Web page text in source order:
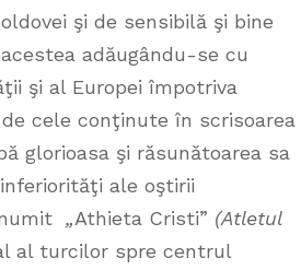
şi de sensibilă şi bine
adăugându-se cu
şi al Europei împotriva
cele conţinute în scrisoarea
glorioasa şi răsunătoarea sa
ale oştirii
„Athieta Cristi” (Atletul
al turcilor spre centrul